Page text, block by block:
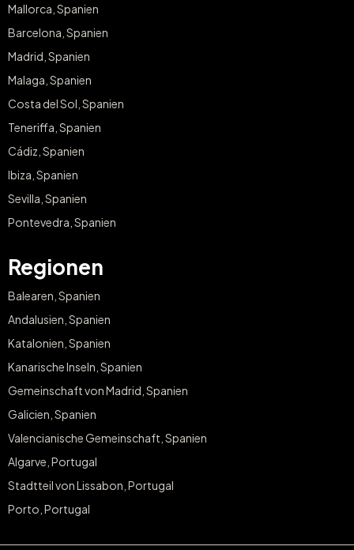
Mallorca, Spanien
Barcelona, Spanien
Madrid, Spanien
Malaga, Spanien
Costa del Sol, Spanien
Teneriffa, Spanien
Cádiz, Spanien
Ibiza, Spanien
Sevilla, Spanien
Pontevedra, Spanien
Regionen
Balearen, Spanien
Andalusien, Spanien
Katalonien, Spanien
Kanarische Inseln, Spanien
Gemeinschaft von Madrid, Spanien
Galicien, Spanien
Valencianische Gemeinschaft, Spanien
Algarve, Portugal
Stadtteil von Lissabon, Portugal
Porto, Portugal